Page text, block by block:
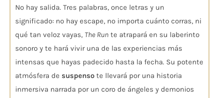
No hay salida. Tres palabras, once letras y un
significado: no hay escape, no importa cuánto corras, ni
qué tan veloz vayas, The Run te atrapará en su laberinto
sonoro y te hará vivir una de las experiencias más
intensas que hayas padecido hasta la fecha. Su potente
atmósfera de suspenso te llevará por una historia
inmersiva narrada por un coro de ángeles y demonios